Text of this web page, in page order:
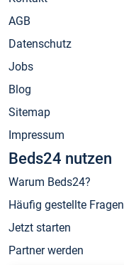
AGB
Datenschutz
Jobs
Blog
Sitemap
Impressum
Beds24 nutzen
Warum Beds24?
Häufig gestellte Fragen
Jetzt starten
Partner werden